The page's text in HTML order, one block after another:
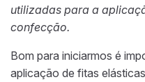
utilizadas para a
confecção.
Bom para iniciarmos é
aplicação de fitas